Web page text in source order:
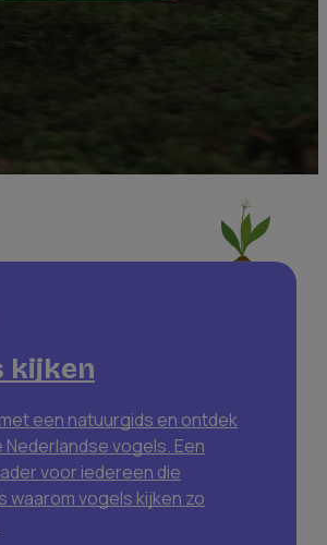
kijken
een natuurgids en ontdek
vogels. Een
voor iedereen die
waarom vogels kijken zo